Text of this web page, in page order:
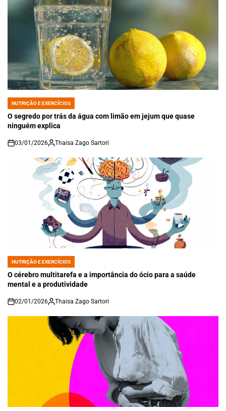
POSTED
IN
NUTRIÇÃO E EXERCÍCIOS
O segredo por trás da água com limão em jejum que quase
ninguém explica
on
03/01/2026 Thaisa Zago Sartori
POSTED
IN
NUTRIÇÃO E EXERCÍCIOS
O cérebro multitarefa e a importância do ócio para a saúde
mental e a produtividade
on
02/01/2026 Thaisa Zago Sartori